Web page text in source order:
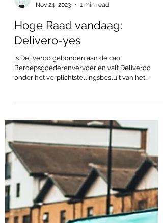
Joost van Ladesteijn
Nov 24, 2023
1 min read
Hoge Raad vandaag:
Delivero-yes
Is Deliveroo gebonden aan de cao
onder het verplichtstellingsbesluit van het...